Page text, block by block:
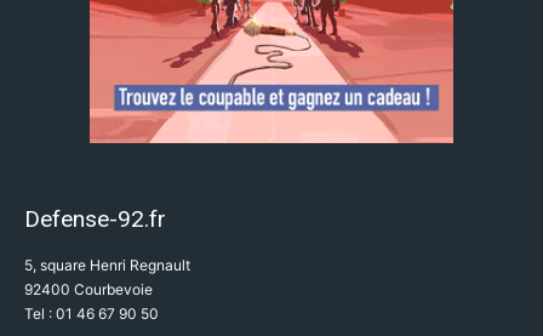
Defense-92.fr
5, square Henri Regnault
92400 Courbevoie
Tel : 01 46 67 90 50